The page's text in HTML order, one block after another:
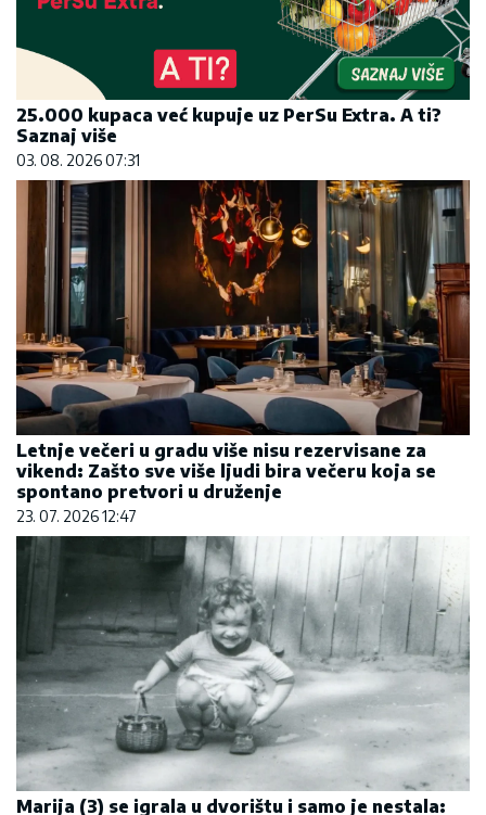
25.000 kupaca već kupuje uz PerSu Extra. A ti?
Saznaj više
03. 08. 2026 07:31
Letnje večeri u gradu više nisu rezervisane za
vikend: Zašto sve više ljudi bira večeru koja se
spontano pretvori u druženje
23. 07. 2026 12:47
Marija (3) se igrala u dvorištu i samo je nestala: